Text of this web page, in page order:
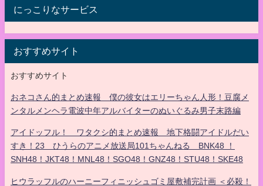
にっこりなサービス
おすすめサイト
おすすめサイト
おネコさん的まとめ速報 僕の彼女はエリーちゃん人形！豆腐メ
ンタルメンヘラ電波中年アルバイターのぬいぐるみ男子末路編
アイドッフル！ ワタクシ的まとめ速報 地下格闘アイドルだい
すき！23 ひうらのアニメ放送局101ちゃんねる BNK48 ！
SNH48！JKT48！MNL48！SGO48！GNZ48！STU48！SKE48
ヒウラッフルのハーニーフィニッシュゴミ屋敷補完計画 ＜必殺！